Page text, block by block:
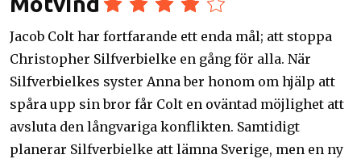
Jacob Colt har fortfarande ett enda mål; att stoppa
Christopher Silfverbielke en gång för alla. När
Silfverbielkes syster Anna ber honom om hjälp att
spåra upp sin bror får Colt en oväntad möjlighet att
avsluta den långvariga konflikten. Samtidigt
planerar Silfverbielke att lämna Sverige, men en ny